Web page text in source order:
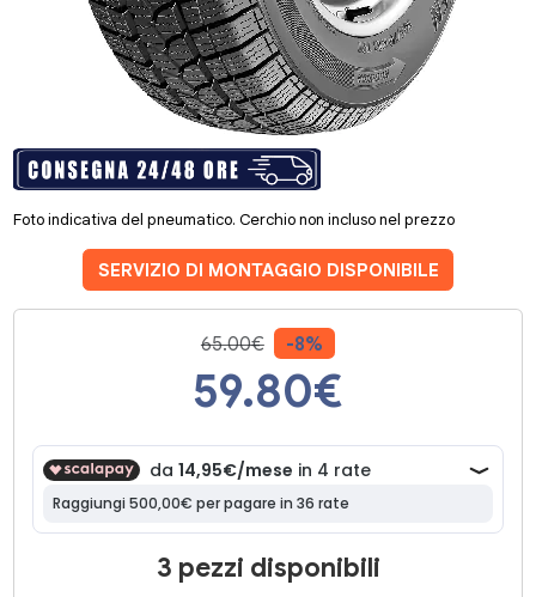
Foto indicativa del pneumatico. Cerchio non incluso nel prezzo
SERVIZIO DI MONTAGGIO DISPONIBILE
65.00€ -8%
59.80€
3 pezzi disponibili